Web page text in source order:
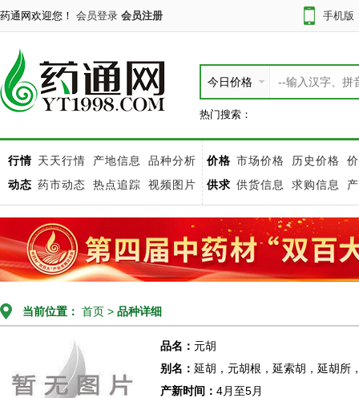
药通网欢迎您！ 会员登录 会员注册 手机版
今日价格
热门搜索：
行情 天天行情 产地信息
品种分析
动态 药市动态 热点追踪 视频图片
价格 市场价格 历史价格
供求 供货信息 求购信息
当前位置： 首页 > 品种详细
品名： 元胡
别名： 延胡，元胡根，延索胡，延胡所
产新时间： 4月至5月